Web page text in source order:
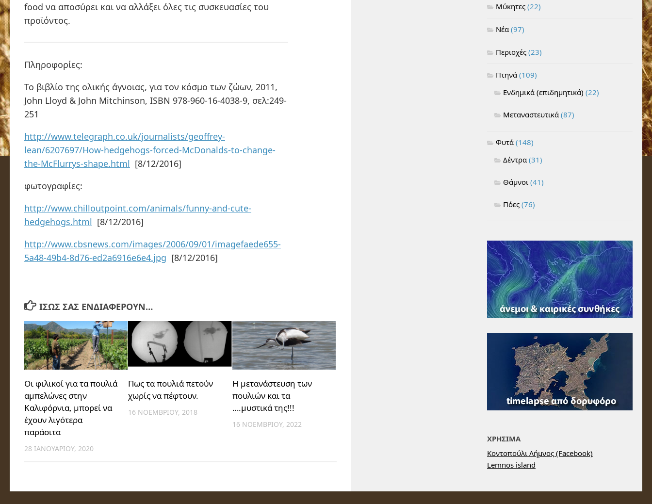
food να αποσύρει και να αλλάξει όλες τις συσκευασίες του
προϊόντος.
Πληροφορίες:
Το βιβλίο της ολικής άγνοιας, για τον κόσμο των ζώων, 2011,
John Lloyd & John Mitchinson, ISBN 978-960-16-4038-9, σελ:249-
251
http://www.telegraph.co.uk/journalists/geoffrey-
lean/6207697/How-hedgehogs-forced-McDonalds-to-change-
the-McFlurrys-shape.html [8/12/2016]
φωτογραφίες:
http://www.chilloutpoint.com/animals/funny-and-cute-
hedgehogs.html [8/12/2016]
http://www.cbsnews.com/images/2006/09/01/imagefaede655-
5a48-49b4-8d76-ed2a6916e6e4.jpg [8/12/2016]
ΊΣΩΣ ΣΑΣ ΕΝΔΙΑΦΈΡΟΥΝ…
Οι φιλικοί για τα πουλιά
αμπελώνες στην
Καλιφόρνια, μπορεί να
έχουν λιγότερα
παράσιτα
28 ΙΑΝΟΥΑΡΊΟΥ, 2020
Πως τα πουλιά πετούν
χωρίς να πέφτουν.
16 ΝΟΕΜΒΡΊΟΥ, 2018
Η μετανάστευση των
πουλιών και τα
….μυστικά της!!!
16 ΝΟΕΜΒΡΊΟΥ, 2022
Μύκητες (22)
Νέα (97)
Περιοχές (23)
Πτηνά (109)
Ενδημικά (επιδημητικά) (22)
Μεταναστευτικά (87)
Φυτά (148)
Δέντρα (31)
Θάμνοι (41)
Πόες (76)
ΧΡΗΣΙΜΑ
Κοντοπούλι Λήμνος (Facebook)
Lemnos island